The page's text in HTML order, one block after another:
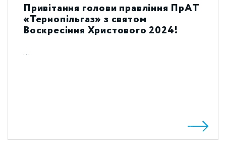
Привітання голови правління ПрАТ
«Тернопільгаз» з святом
Воскресіння Христового 2024!
...